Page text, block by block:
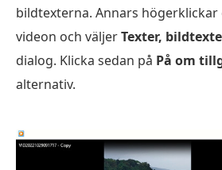
bildtexterna. Annars högerklickar
videon och väljerTexter,
dialog. Klicka sedan på På om
alternativ.